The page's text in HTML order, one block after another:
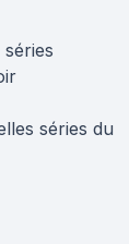
séries du